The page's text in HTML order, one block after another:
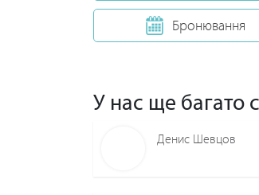
Бронювання
У нас ще багато
Денис Шевцов